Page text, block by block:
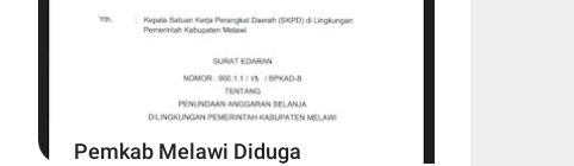
Pemkab Melawi Diduga